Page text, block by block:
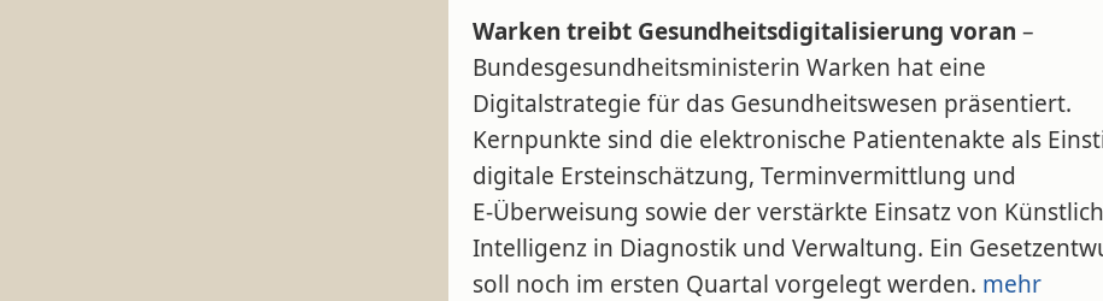
Warken treibt Gesundheitsdigitalisierung voran –
Bundesgesundheitsministerin Warken hat eine
Digitalstrategie für das Gesundheitswesen präsentiert.
Kernpunkte sind die elektronische Patientenakte als
digitale Ersteinschätzung, Terminvermittlung und
E‑Überweisung sowie der verstärkte Einsatz von
Intelligenz in Diagnostik und Verwaltung. Ein
soll noch im ersten Quartal vorgelegt werden. mehr